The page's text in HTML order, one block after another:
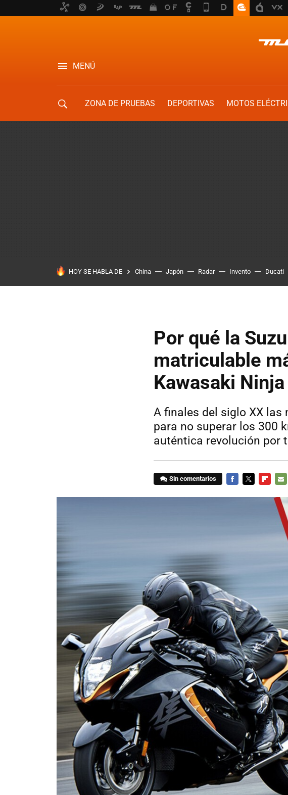
MENÚ
ZONA DE PRUEBAS DEPORTIVAS MOTOS
HOY SE HABLA DE China Japón Radar Invento Ducati
Por qué la
matriculable
Kawasaki
A finales del siglo XX
para no superar los 300
auténtica revolución por
Sin comentarios